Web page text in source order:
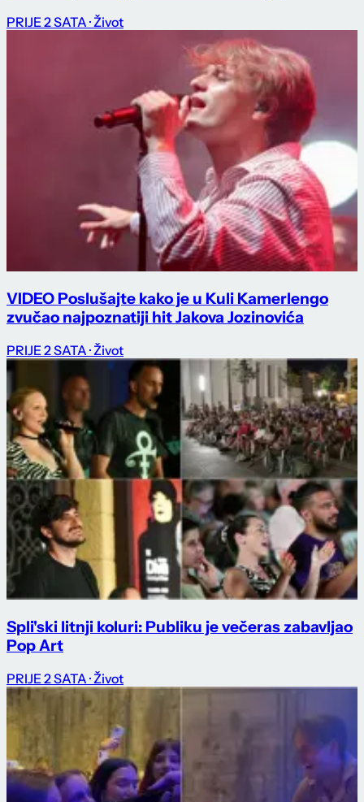
PRIJE 2 SATA · Život
VIDEO Poslušajte kako je u Kuli Kamerlengo
zvučao najpoznatiji hit Jakova Jozinovića
PRIJE 2 SATA · Život
Spli'ski litnji koluri: Publiku je večeras zabavljao
Pop Art
PRIJE 2 SATA · Život